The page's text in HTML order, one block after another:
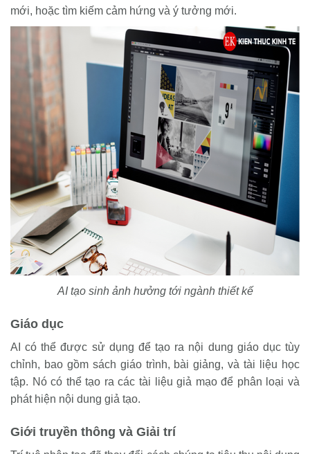
mới, hoặc tìm kiếm cảm hứng và ý tưởng mới.
AI tạo sinh ảnh hưởng tới ngành thiết kế
Giáo dục
AI có thể được sử dụng để tạo ra nội dung giáo dục tùy
chỉnh, bao gồm sách giáo trình, bài giảng, và tài liệu học
tập. Nó có thể tạo ra các tài liệu giả mạo để phân loại và
phát hiện nội dung giả tạo.
Giới truyền thông và Giải trí